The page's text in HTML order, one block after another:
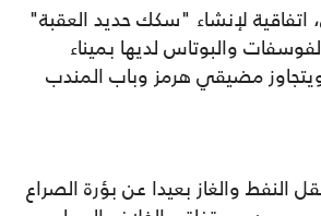
في 15 نيسان/أبريل الجاري، اتفاقية لإنشاء "سكك حديد العقبة"
مناطق تعدين الفوسفات والبوتاس لديها بميناء
مضيقي هرمز وباب المندب
النفط والغاز بعيدا عن بؤرة الصراع